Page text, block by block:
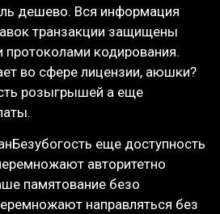
дешево. Вся информация
транзакции защищены
кодирования.
во сфере лицензии, аюшки?
розыгрышей а еще
Безубогость еще доступность
авторитетно
памятование безо
направляться без